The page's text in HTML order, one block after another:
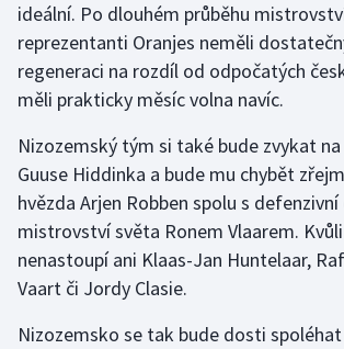
ideální. Po dlouhém průběhu
reprezentanti Oranjes neměli
regeneraci na rozdíl od odpočatých
měli prakticky měsíc volna navíc.
Nizozemský tým si také bude zvykat
Guuse Hiddinka a bude mu chybět
hvězda Arjen Robben spolu s
mistrovství světa Ronem Vlaarem.
nenastoupí ani Klaas-Jan Huntelaar,
Vaart či Jordy Clasie.
Nizozemsko se tak bude dosti spoléhat